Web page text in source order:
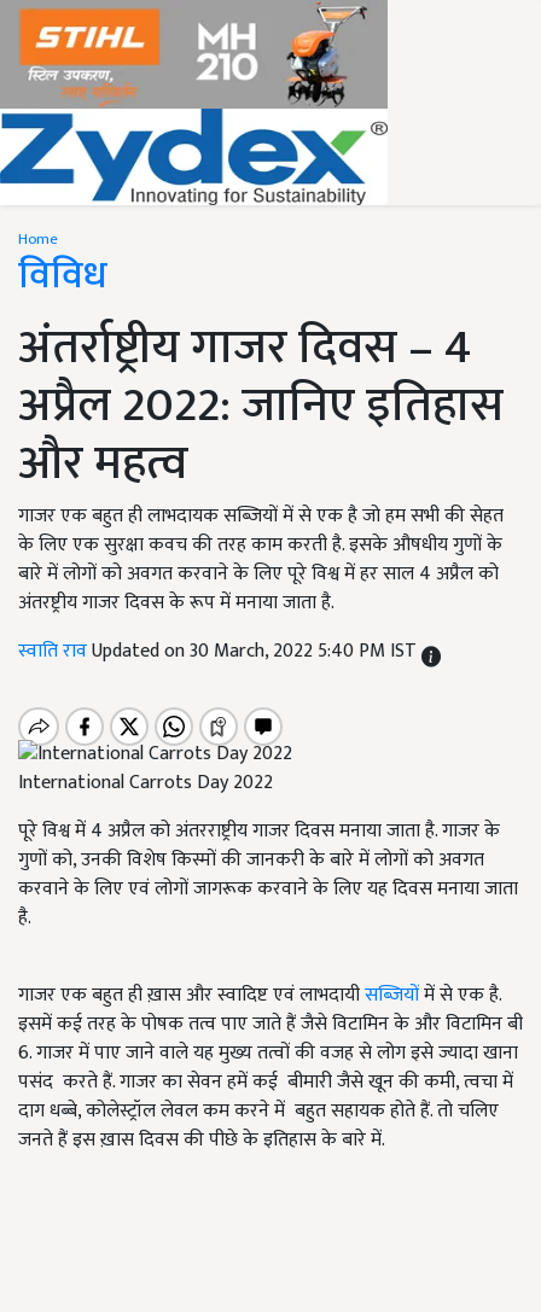
Home
विविध
अंतर्राष्ट्रीय गाजर दिवस – 4
अप्रैल 2022: जानिए इतिहास
और महत्व
गाजर एक बहुत ही लाभदायक सब्जियों में से एक है जो हम सभी की सेहत
के लिए एक सुरक्षा कवच की तरह काम करती है. इसके औषधीय गुणों के
बारे में लोगों को अवगत करवाने के लिए पूरे विश्व में हर साल 4 अप्रैल को
अंतरष्ट्रीय गाजर दिवस के रूप में मनाया जाता है.
स्वाति रावUpdated on 30 March, 2022 5:40 PM IST
International Carrots Day 2022
पूरे विश्व में 4 अप्रैल को अंतरराष्ट्रीय गाजर दिवस मनाया जाता है. गाजर के
गुणों को, उनकी विशेष किस्मों की जानकरी के बारे में लोगों को अवगत
करवाने के लिए एवं लोगों जागरूक करवाने के लिए यह दिवस मनाया जाता
है.
गाजर एक बहुत ही ख़ास और स्वादिष्ट एवं लाभदायीसब्जियोंमें से एक है.
इसमें कई तरह के पोषक तत्व पाए जाते हैं जैसे विटामिन के और विटामिन बी
6. गाजर में पाए जाने वाले यह मुख्य तत्वों की वजह से लोग इसे ज्यादा खाना
पसंद करते हैं. गाजर का सेवन हमें कई बीमारी जैसे खून की कमी, त्वचा में
दाग धब्बे, कोलेस्ट्रॉल लेवल कम करने में बहुत सहायक होते हैं. तो चलिए
जनते हैं इस ख़ास दिवस की पीछे के इतिहास के बारे में.